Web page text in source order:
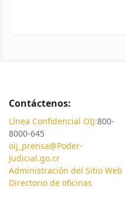
Contáctenos:
Línea Confidencial OIJ:800-
8000-645
oij_prensa@Poder-
Judicial.go.cr
Administración del Sitio Web
Directorio de oficinas